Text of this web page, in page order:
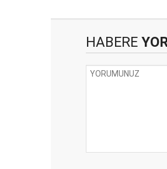
HABERE